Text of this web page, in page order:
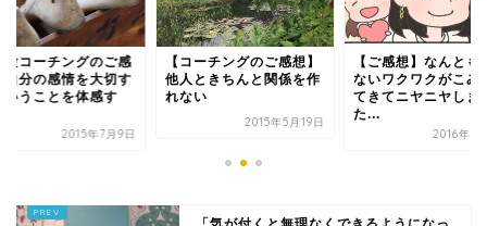
ーチングのご感想】
ときちんと関係を作
い
【ご感想】なんとも言え
ないワクワクがこみ上げ
てきてニヤニヤしまし
【体験コーチングの
想】自分の感情を大
るということを体感
る...
2015年7